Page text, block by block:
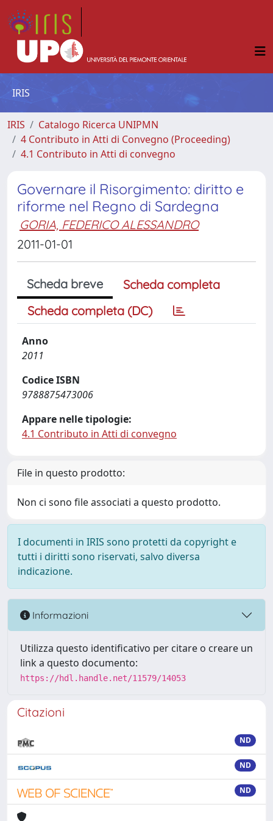
IRIS
IRIS
Catalogo Ricerca UNIPMN
4 Contributo in Atti di Convegno (Proceeding)
4.1 Contributo in Atti di convegno
Governare il Risorgimento: diritto e
riforme nel Regno di Sardegna
GORIA, FEDERICO ALESSANDRO
2011-01-01
Scheda breve
Scheda completa
Scheda completa (DC)
Anno
2011
Codice ISBN
9788875473006
Appare nelle tipologie:
4.1 Contributo in Atti di convegno
File in questo prodotto:
Non ci sono file associati a questo prodotto.
I documenti in IRIS sono protetti da copyright e
tutti i diritti sono riservati, salvo diversa
indicazione.
Informazioni
Utilizza questo identificativo per citare o creare un
link a questo documento:
https://hdl.handle.net/11579/14053
Citazioni
ND
ND
ND